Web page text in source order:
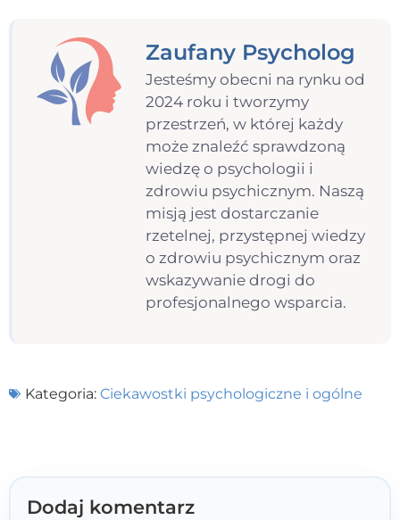
Zaufany Psycholog
Jesteśmy obecni na rynku od
2024 roku i tworzymy
przestrzeń, w której każdy
może znaleźć sprawdzoną
wiedzę o psychologii i
zdrowiu psychicznym. Naszą
misją jest dostarczanie
rzetelnej, przystępnej wiedzy
o zdrowiu psychicznym oraz
wskazywanie drogi do
profesjonalnego wsparcia.
Kategoria: Ciekawostki psychologiczne i ogólne
Dodaj komentarz